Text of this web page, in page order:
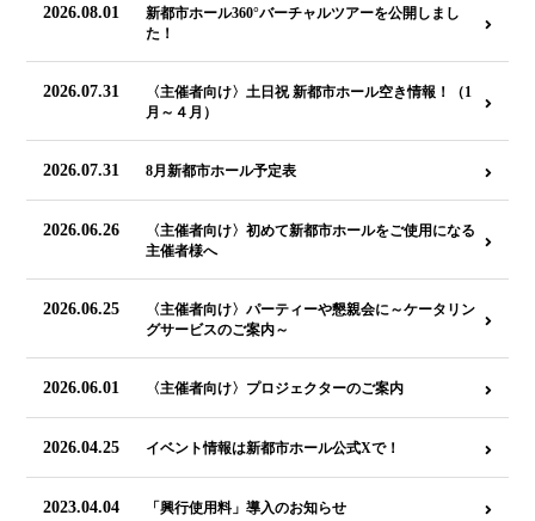
2026.08.01
新都市ホール360°バーチャルツアーを公開しまし
た！
2026.07.31
〈主催者向け〉土日祝 新都市ホール空き情報！（1
月～４月）
2026.07.31 8月新都市ホール予定表
2026.06.26
〈主催者向け〉初めて新都市ホールをご使用になる
主催者様へ
2026.06.25
〈主催者向け〉パーティーや懇親会に～ケータリン
グサービスのご案内～
2026.06.01 〈主催者向け〉プロジェクターのご案内
2026.04.25 イベント情報は新都市ホール公式Xで！
2023.04.04 「興行使用料」導入のお知らせ